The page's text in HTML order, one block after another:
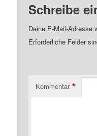
Schreibe
Deine E-Mail-Adresse
Erforderliche Felder
Kommentar *